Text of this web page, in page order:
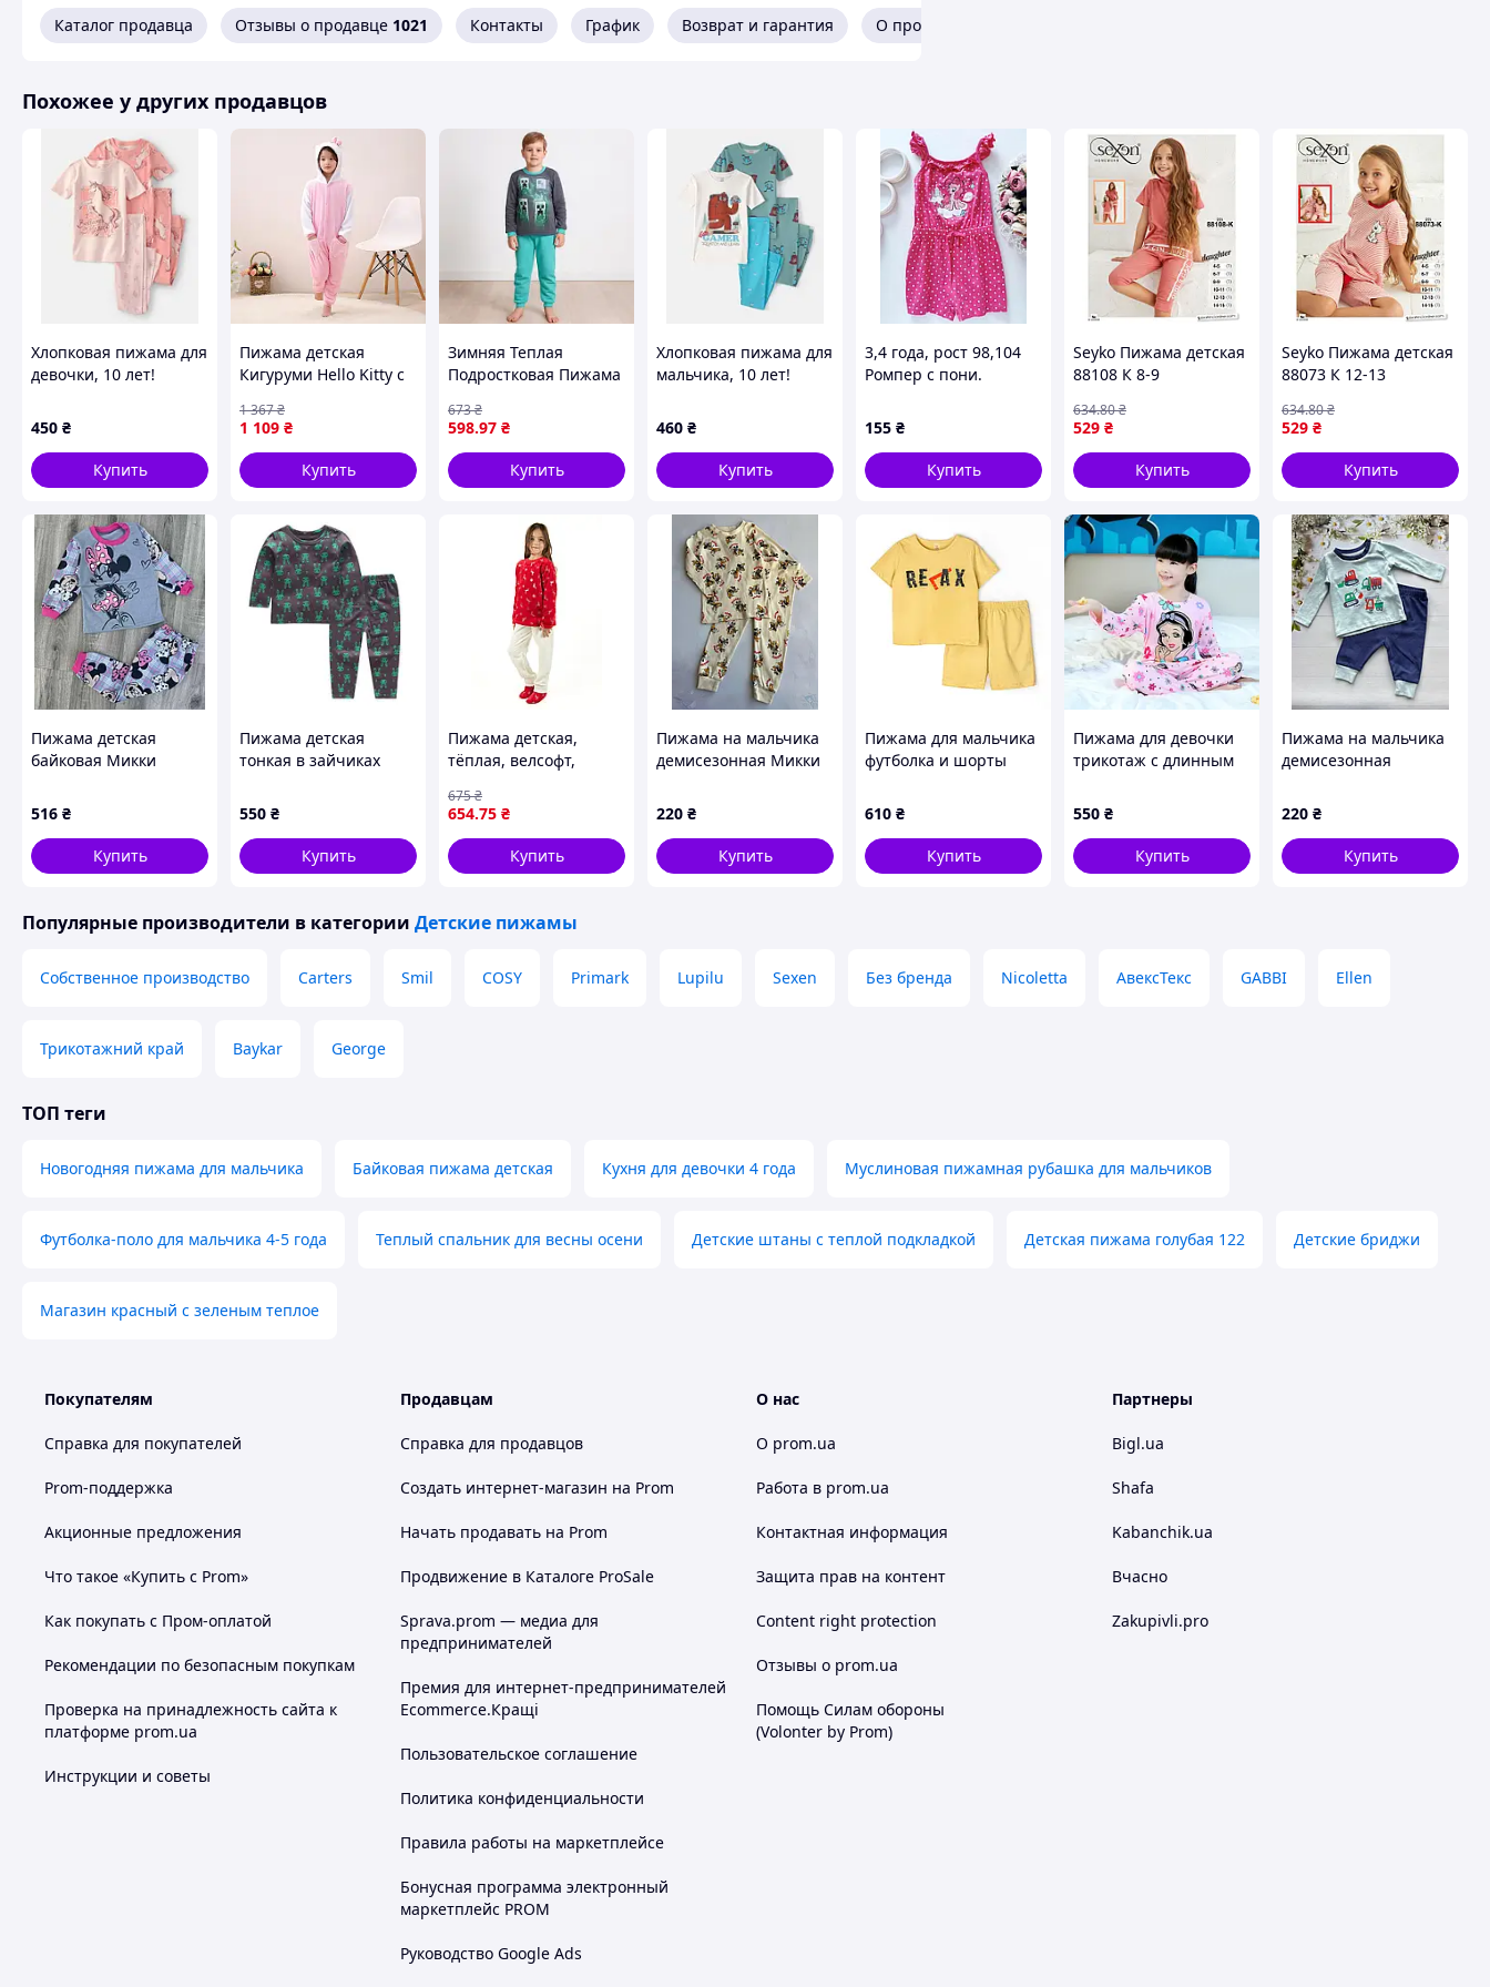
Комплект пошит снатуральной байки (фланели)
высшего качества. Эта ткань имеет мягкий, приятный на
Похожие товары по характеристикам
Каталог продавца Отзывы о продавце 1021 Контакты График Возврат и гарантия О продавце
Похожее у других продавцов
Хлопковая пижама для
девочки, 10 лет!
450 ₴
Купить
Пижама детская
Кигуруми Hello Kitty с
Kigurumi Денвер
Піжама дитяча
Кігурумі Hello Kitty з
рожевими сердечками
1 109 ₴
1 367₴
Купить
Зимняя Теплая
Подростковая Пижама
Майнкрафт Minecraft
начес байка 116 122
128 134 140 Серый,
116
598.97 ₴
673₴
Купить
Хлопковая пижама для
мальчика, 10 лет!
460 ₴
Купить
3,4 года, рост 98,104
Ромпер с пони.
155 ₴
Купить
Seyko Пижама детская
88108 К 8-9
529 ₴
634.80₴
Купить
Seyko Пижама детская
88073 К 12-13
529 ₴
634.80₴
Купить
Пижама детская
байковая Микки
516 ₴
Купить
Пижама детская
тонкая в зайчиках
550 ₴
Купить
Пижама детская,
тёплая, велсофт,
одяг
654.75 ₴
675₴
Купить
Пижама на мальчика
демисезонная Микки
р.62, 80 см
220 ₴
Купить
Пижама для мальчика
футболка и шорты
610 ₴
Купить
Пижама для девочки
трикотаж с длинным
550 ₴
Купить
Пижама на мальчика
демисезонная
машинки Primark р.62
см (0-3 месяца)
220 ₴
Купить
Популярные производители в категории Детские пижамы
Собственное производство Carters Smil COSY Primark Lupilu Sexen Без бренда Nicoletta АвексТекс GABBI Ellen
Трикотажний край Baykar George
ТОП теги
Новогодняя пижама для мальчика Байковая пижама детская Кухня для девочки 4 года Муслиновая пижамная рубашка для мальчиков
Футболка-поло для мальчика 4-5 года Теплый спальник для весны осени Детские штаны с теплой подкладкой Детская пижама голубая 122 Детские бриджи
Магазин красный с зеленым теплое
Покупателям
Справка для покупателей
Prom-поддержка
Акционные предложения
Что такое «Купить с Prom»
Как покупать с Пром-оплатой
Рекомендации по безопасным покупкам
Проверка на принадлежность сайта к
платформе prom.ua
Инструкции и советы
Продавцам
Справка для продавцов
Создать интернет-магазин на Prom
Начать продавать на Prom
Продвижение в Каталоге ProSale
Sprava.prom — медиа для
предпринимателей
Премия для интернет-предпринимателей
Ecommerce.Кращі
Пользовательское соглашение
Политика конфиденциальности
Правила работы на маркетплейсе
Бонусная программа электронный
маркетплейс PROM
Руководство Google Ads
О нас
О prom.ua
Работа в prom.ua
Контактная информация
Защита прав на контент
Content right protection
Отзывы о prom.ua
Помощь Силам обороны
(Volonter by Prom)
Партнеры
Bigl.ua
Shafa
Kabanchik.ua
Вчасно
Zakupivli.pro